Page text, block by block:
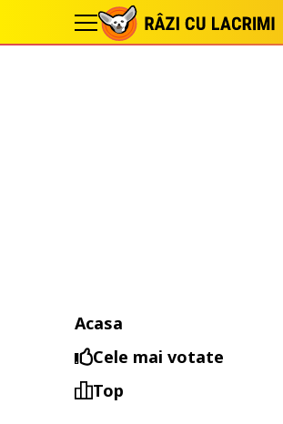
Acasa
Cele mai votate
Top